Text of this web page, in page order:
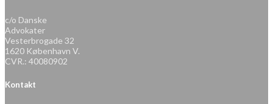
c/o Danske
Advokater
Vesterbrogade 32
1620 København V.
CVR.: 40080902
Kontakt